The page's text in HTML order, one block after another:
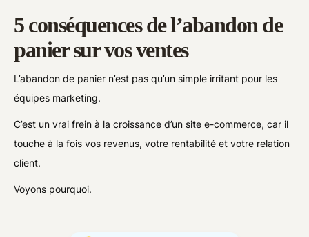
5 conséquences de l’abandon de
panier sur vos ventes
L’abandon de panier n’est pas qu’un simple irritant pour les
équipes marketing.
C’est un vrai frein à la croissance d’un site e-commerce, car il
touche à la fois vos revenus, votre rentabilité et votre relation
client.
Voyons pourquoi.